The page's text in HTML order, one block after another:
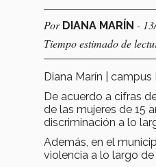
Por DIANA MARÍN -
Tiempo estimado de
Diana Marín | campus
De acuerdo a cifras
de las mujeres de 15
discriminación a lo
Además, en el
violencia a lo largo de